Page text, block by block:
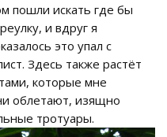
пошли искать где бы
и вдруг я
это упал с
Здесь также растёт
которые мне
облетают, изящно
тротуары.